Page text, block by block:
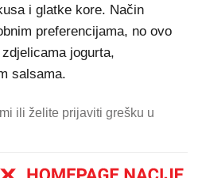
i glatke kore. Način
preferencijama, no ovo
jogurta,
salsama.
ili želite prijaviti grešku u